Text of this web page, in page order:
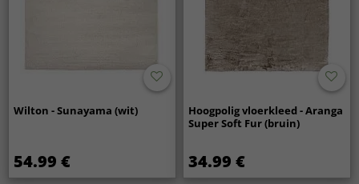
Wilton - Sunayama (wit)
54.99 €
Hoogpolig vloerkleed - Aranga
Super Soft Fur (bruin)
34.99 €